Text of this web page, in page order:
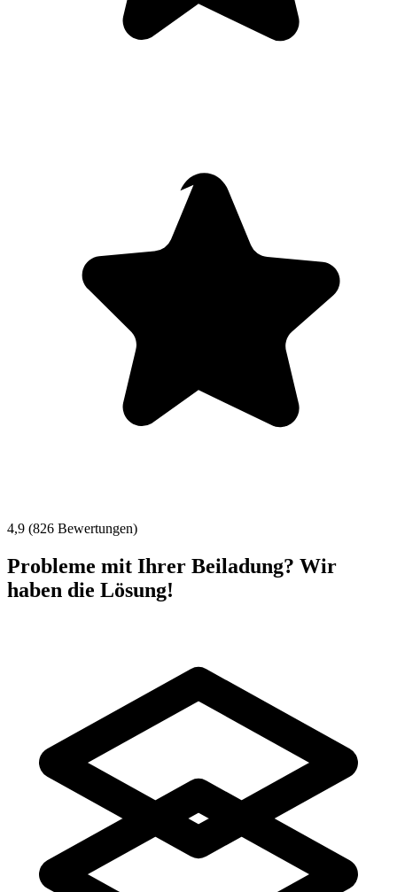
4,9 (826 Bewertungen)
Probleme mit Ihrer Beiladung? Wir
haben die Lösung!